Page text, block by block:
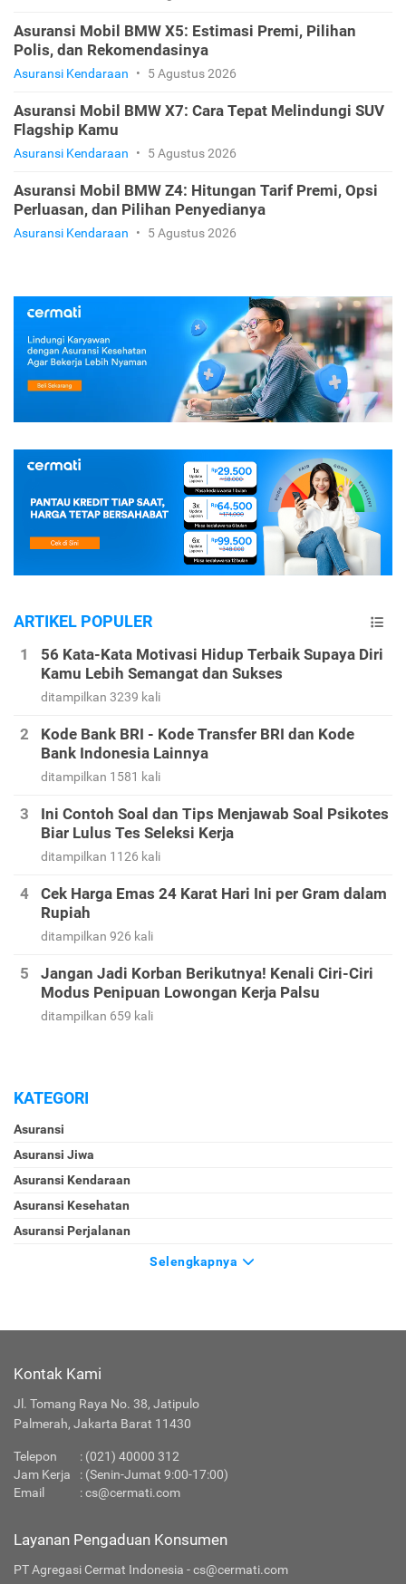
Asuransi Mobil BMW X5: Estimasi Premi, Pilihan
Polis, dan Rekomendasinya
Asuransi Kendaraan • 5 Agustus 2026
Asuransi Mobil BMW X7: Cara Tepat Melindungi SUV
Flagship Kamu
Asuransi Kendaraan • 5 Agustus 2026
Asuransi Mobil BMW Z4: Hitungan Tarif Premi, Opsi
Perluasan, dan Pilihan Penyedianya
Asuransi Kendaraan • 5 Agustus 2026
ARTIKEL POPULER
56 Kata-Kata Motivasi Hidup Terbaik Supaya Diri
Kamu Lebih Semangat dan Sukses
ditampilkan 3239 kali
Kode Bank BRI - Kode Transfer BRI dan Kode
Bank Indonesia Lainnya
ditampilkan 1581 kali
Ini Contoh Soal dan Tips Menjawab Soal Psikotes
Biar Lulus Tes Seleksi Kerja
ditampilkan 1126 kali
Cek Harga Emas 24 Karat Hari Ini per Gram dalam
Rupiah
ditampilkan 926 kali
Jangan Jadi Korban Berikutnya! Kenali Ciri-Ciri
Modus Penipuan Lowongan Kerja Palsu
ditampilkan 659 kali
KATEGORI
Asuransi
Asuransi Jiwa
Asuransi Kendaraan
Asuransi Kesehatan
Asuransi Perjalanan
Selengkapnya
Kontak Kami
Jl. Tomang Raya No. 38, Jatipulo
Palmerah, Jakarta Barat 11430
Telepon : (021) 40000 312
Jam Kerja
: (Senin-Jumat 9:00-17:00)
Email
:cs@cermati.com
Layanan Pengaduan Konsumen
PT Agregasi Cermat Indonesia - cs@cermati.com